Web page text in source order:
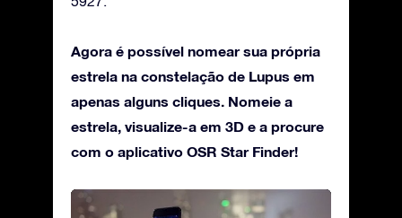
Agora é possível nomear sua própria
estrela na constelação de Lupus em
apenas alguns cliques. Nomeie a
estrela, visualize-a em 3D e a procure
com o aplicativo OSR Star Finder!